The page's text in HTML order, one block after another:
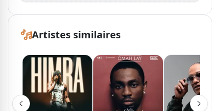
Artistes similaires